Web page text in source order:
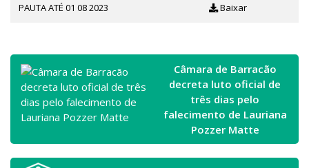
PAUTA ATÉ 01 08 2023 Baixar
Câmara de Barracão
decreta luto oficial de
três dias pelo
falecimento de Lauriana
Pozzer Matte